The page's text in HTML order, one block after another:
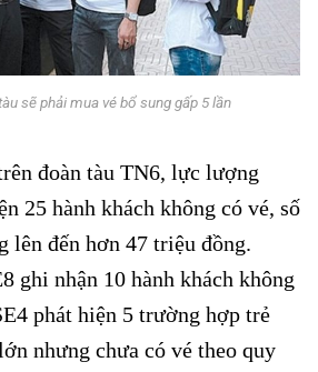
sẽ phải mua vé bổ sung gấp 5 lần
đoàn tàu TN6, lực lượng
25 hành khách không có vé, số
lên đến hơn 47 triệu đồng.
ghi nhận 10 hành khách không
phát hiện 5 trường hợp trẻ
nhưng chưa có vé theo quy